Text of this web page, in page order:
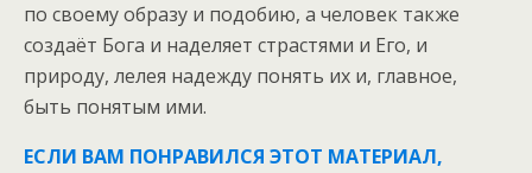
по своему образу и подобию, а человек также
создаёт Бога и наделяет страстями и Его, и
природу, лелея надежду понять их и, главное,
быть понятым ими.
ЕСЛИ ВАМ ПОНРАВИЛСЯ ЭТОТ МАТЕРИАЛ,